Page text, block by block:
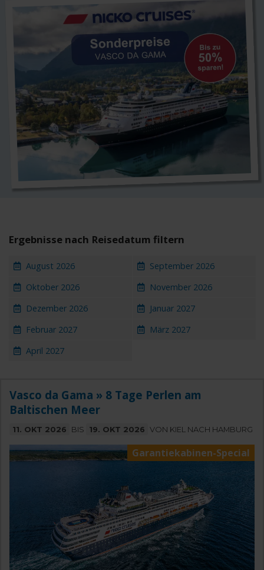
Ergebnisse nach Reisedatum filtern
August 2026
September 2026
Oktober 2026
November 2026
Dezember 2026
Januar 2027
Februar 2027
März 2027
April 2027
Vasco da Gama » 8 Tage Perlen am
Baltischen Meer
11. OKT 2026 BIS 19. OKT 2026 VON KIEL NACH HAMBURG
Garantiekabinen-Special